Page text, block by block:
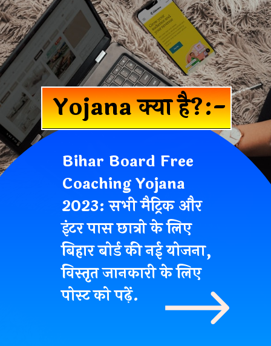
Yojana क्या है?:-
Bihar Board Free
Coaching Yojana
2023: सभी मैट्रिक और
इंटर पास छात्रो के लिए
बिहार बोर्ड की नई योजना,
विस्तृत जानकारी के लिए
पोस्ट को पढ़ें.